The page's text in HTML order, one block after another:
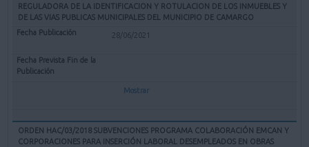
REGULADORA DE LA IDENTIFICACION Y ROTULACION DE LOS INMUEBLES Y
DE LAS VIAS PUBLICAS MUNICIPALES DEL MUNICIPIO DE CAMARGO
28/06/2021
Mostrar
ORDEN HAC/03/2018 SUBVENCIONES PROGRAMA COLABORACIÓN EMCAN Y
CORPORACIONES PARA INSERCIÓN LABORAL DESEMPLEADOS EN OBRAS